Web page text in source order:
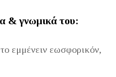
& γνωμικά του:
εμμένειν εωσφορικόν,